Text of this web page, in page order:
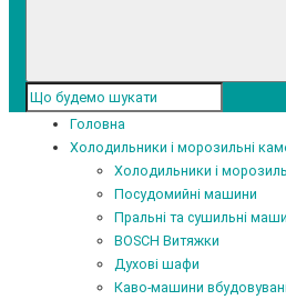
Головна
Холодильники і морозильні
Холодильники і
Посудомийні машини
Пральні та сушильні
BOSCH Витяжки
Духові шафи
Каво-машини вбудовувані